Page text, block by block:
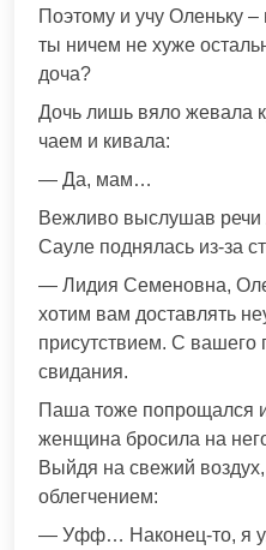
Поэтому и учу Оленьку –
ты ничем не хуже
доча?
Дочь лишь вяло жевала
чаем и кивала:
— Да, мам…
Вежливо выслушав
Сауле поднялась из-за
— Лидия Семеновна, Оле
хотим вам доставлять
присутствием. С
свидания.
Паша тоже попрощался
женщина бросила на
Выйдя на свежий
облегчением:
— Уфф… Наконец-то, я